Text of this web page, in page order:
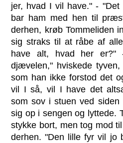
jer, hvad I vil have." -
bar ham med hen til
derhen, krøb Tommeliden
sig straks til at råbe af
have alt, hvad her er?"
djævelen," hviskede tyven,
som han ikke forstod det
vil I så, vil I have det
som sov i stuen ved
sig op i sengen og lyttede.
stykke bort, men tog mod
derhen. "Den lille fyr vil jo